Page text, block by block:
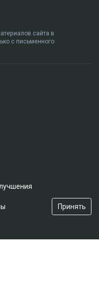
сайта в
с письменного
Принять